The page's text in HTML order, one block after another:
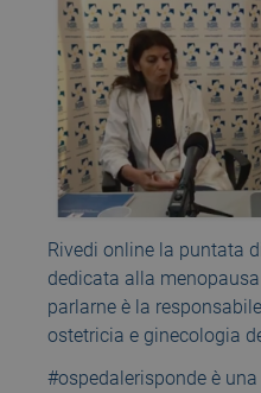
Rivedi online la puntata
dedicata alla
parlarne è la
ostetricia e ginecologia
#ospedalerisponde è